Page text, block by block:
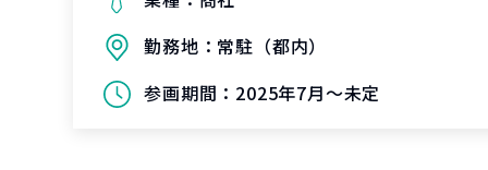
勤務地： 常駐（都内）
参画期間： 2025年7月～未定